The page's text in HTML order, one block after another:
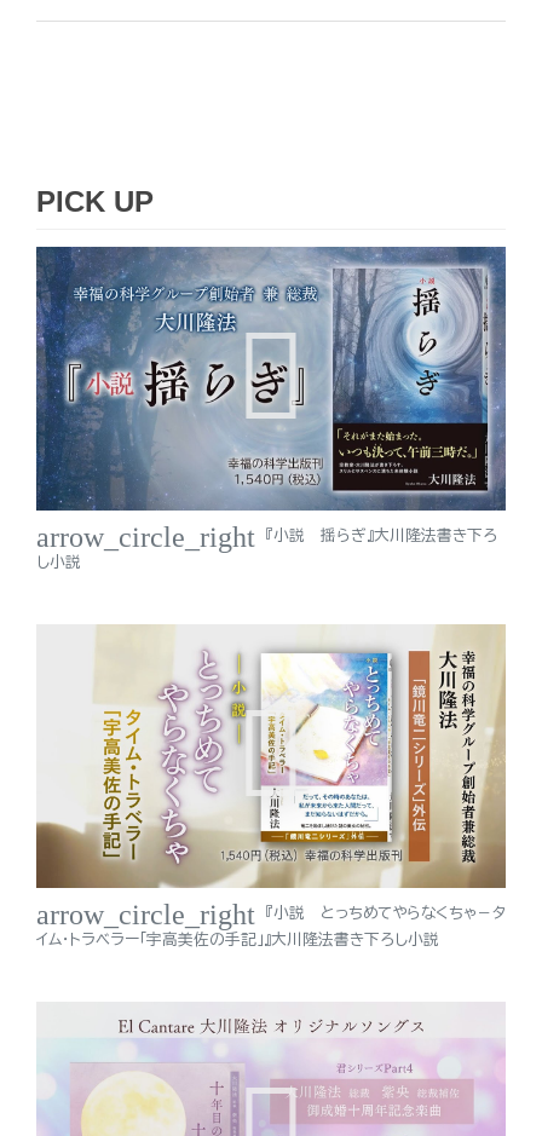
PICK UP
arrow_circle_right
『小説 揺らぎ』大川隆法書き下ろ
し小説
arrow_circle_right
『小説 とっちめてやらなくちゃ－タ
イム・トラベラー「宇高美佐の手記」』大川隆法書き下ろし小説